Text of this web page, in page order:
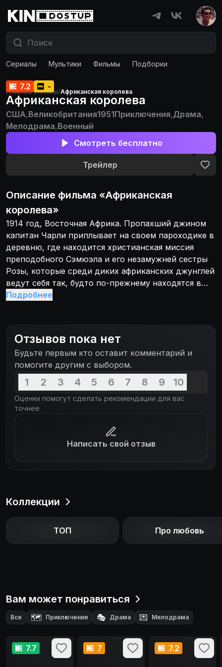
Сериалы Мультики Фильмы Подборки
Главная/Фильмы/Африканская королева
7.2 -
Африканская королева
США,Великобритания1951Приключения,Драма,
Мелодрама,Военный
Смотреть бесплатно
Трейлер
Описание фильма «Африканская
королева»
1914 год, Восточная Африка. Пропахший джином
капитан Чарли приплывает на своем пароходике в
деревню, где находится христианская миссия
преподобного Сэмюэла и его незамужней сестры
Розы, которые среди диких африканских джунглей
ведут себя так, будто по-прежнему находятся в
старой доброй Англии. Но война докатывается и
преподобного, вскоре он умирает, а Розе
приходится бежать вместе с Чарли. Беспрерывно
ссорясь друг с другом, чопорная миссионерка и
бесшабашный капитан плывут по реке навстречу
опасным и романтическим приключениям.
Подробнее
Отзывов пока нет
Будьте первым кто оставит комментарий и
помогите другим с выбором.
1 2 3 4 5 6 7 8 9 10
Оценки помогут сделать рекомендации для вас
точнее
Написать свой отзыв
Коллекции
ТОП Про любовь
Вам может понравиться
Все 🗺️ Приключения 🎭 Драма 💌 Мелодрама
7.7 7 7.2